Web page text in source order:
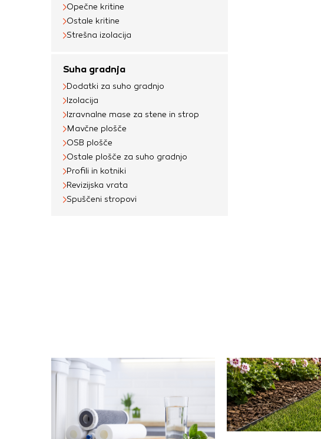
Opečne kritine
Ostale kritine
Strešna izolacija
Suha gradnja
Dodatki za suho gradnjo
Izolacija
Izravnalne mase za stene in strop
Mavčne plošče
OSB plošče
Ostale plošče za suho gradnjo
Profili in kotniki
Revizijska vrata
Spuščeni stropovi